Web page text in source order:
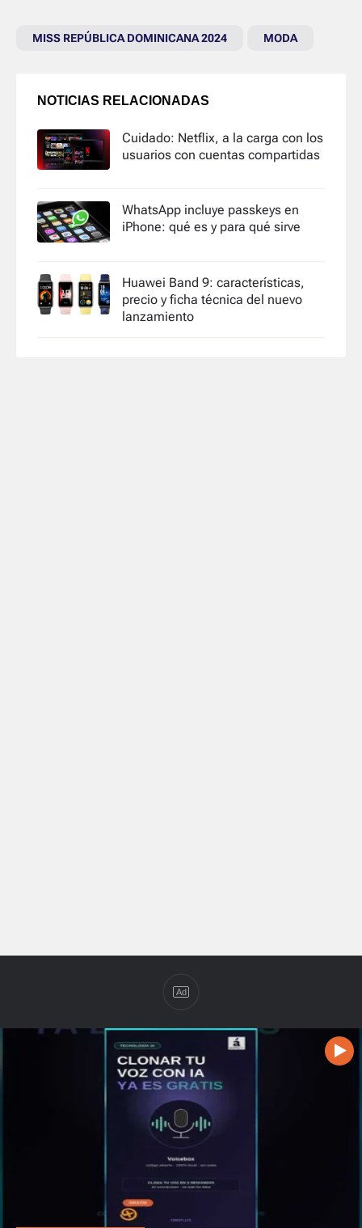
MISS REPÚBLICA DOMINICANA 2024 MODA
NOTICIAS RELACIONADAS
Cuidado: Netflix, a la carga con los
usuarios con cuentas compartidas
WhatsApp incluye passkeys en
iPhone: qué es y para qué sirve
Huawei Band 9: características,
precio y ficha técnica del nuevo
lanzamiento